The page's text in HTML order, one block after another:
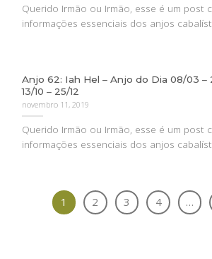
Querido Irmão ou Irmão, esse é um post
informações essenciais dos anjos
Anjo 62: Iah Hel – Anjo do Dia 08/03 –
13/10 – 25/12
novembro 11, 2019
Querido Irmão ou Irmão, esse é um post
informações essenciais dos anjos
1 2 3 4 …